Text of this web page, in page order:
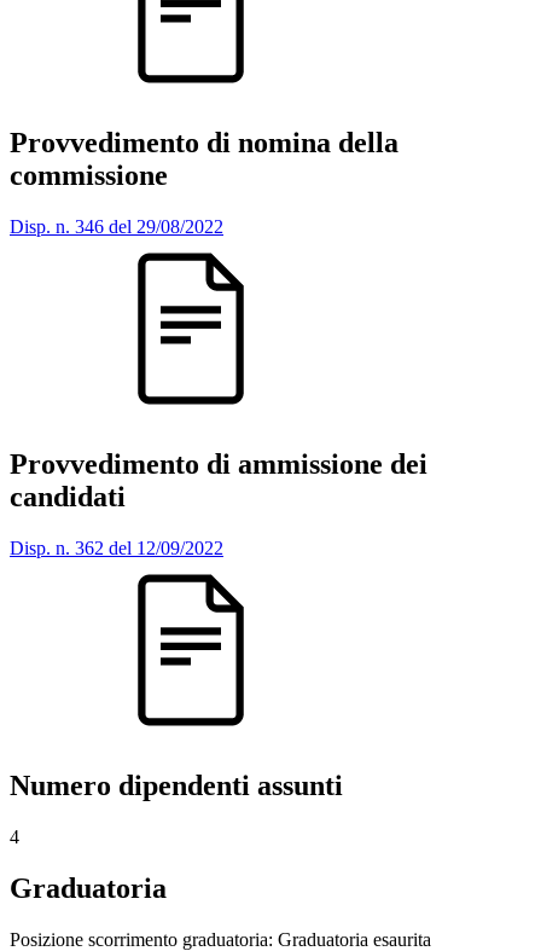
Provvedimento di nomina della
commissione
Disp. n. 346 del 29/08/2022
Provvedimento di ammissione dei
candidati
Disp. n. 362 del 12/09/2022
Numero dipendenti assunti
4
Graduatoria
Posizione scorrimento graduatoria: Graduatoria esaurita